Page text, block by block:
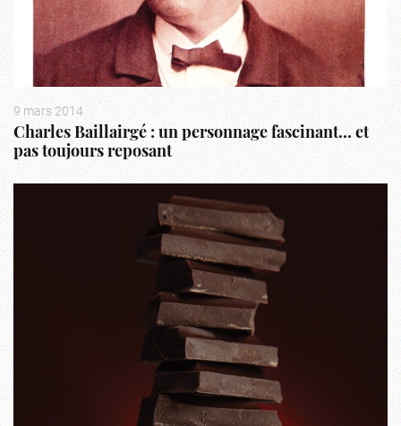
9 mars 2014
Charles Baillairgé : un personnage fascinant… et
pas toujours reposant